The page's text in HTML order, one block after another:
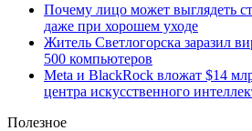
Почему лицо может выглядеть
даже при хорошем уходе
Житель Светлогорска заразил
500 компьютеров
Meta и BlackRock вложат $14
центра искусственного
Полезное